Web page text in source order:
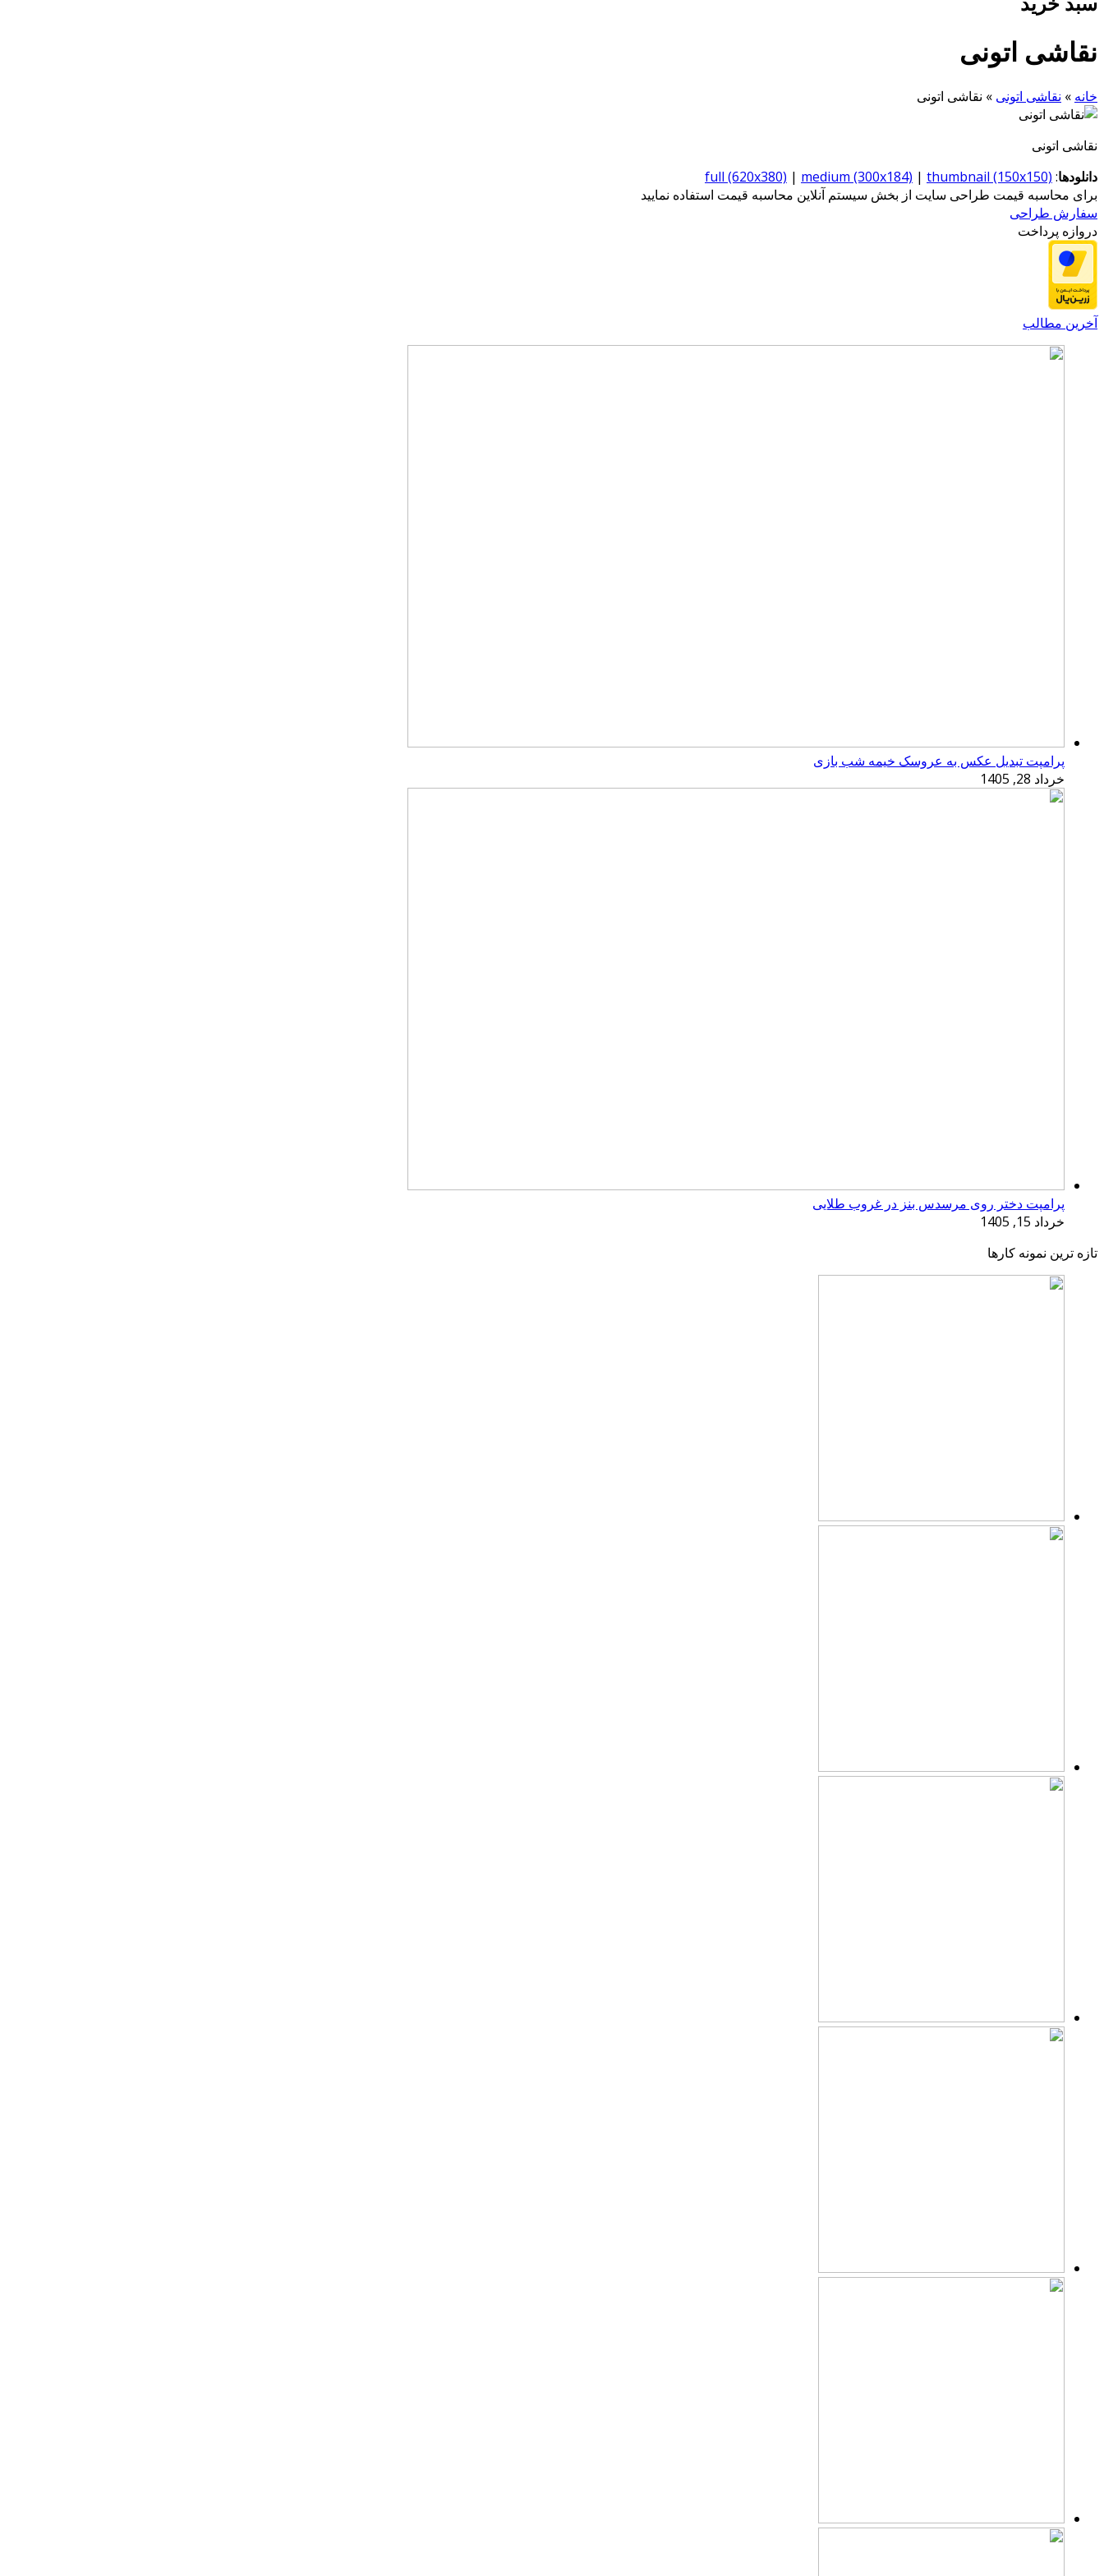
نقاشی اتونی
خانه » نقاشی اتونی » نقاشی اتونی
نقاشی اتونی
دانلودها:
full (620x380) | medium (300x184) | thumbnail (150x150)
برای محاسبه قیمت طراحی سایت از بخش سیستم آنلاین محاسبه قیمت استفاده نمایید
سفارش طراحی
دروازه پرداخت
آخرین مطالب
پرامپت تبدیل عکس به عروسک خیمه شب بازی
خرداد 28, 1405
پرامپت دختر روی مرسدس بنز در غروب طلایی
خرداد 15, 1405
تازه ترین نمونه کارها